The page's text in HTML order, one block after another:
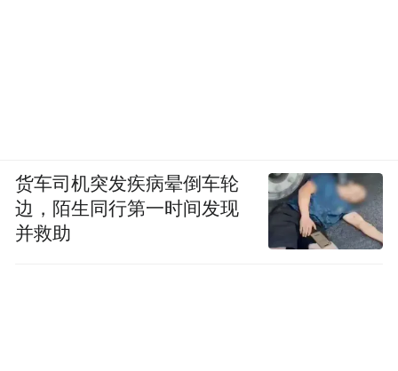
货车司机突发疾病晕倒车轮
边，陌生同行第一时间发现
并救助